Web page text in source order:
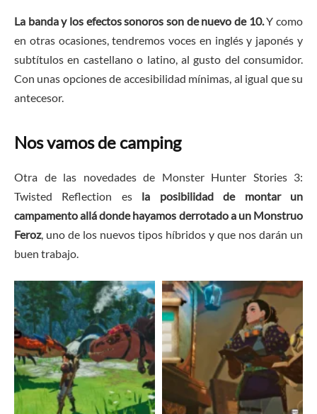
La banda y los efectos sonoros son de nuevo de 10.Y como
en otras ocasiones, tendremos voces en inglés y japonés y
subtítulos en castellano o latino, al gusto del consumidor.
Con unas opciones de accesibilidad mínimas, al igual que su
antecesor.
Nos vamos de camping
Otra de las novedades de Monster Hunter Stories 3:
Twisted Reflection es la posibilidad de montar un
campamento allá donde hayamos derrotado a un Monstruo
Feroz, uno de los nuevos tipos híbridos y que nos darán un
buen trabajo.